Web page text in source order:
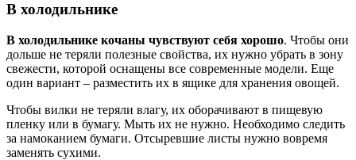
В холодильнике
В холодильнике кочаны чувствуют себя хорошо. Чтобы они
дольше не теряли полезные свойства, их нужно убрать в зону
свежести, которой оснащены все современные модели. Еще
один вариант – разместить их в ящике для хранения овощей.
Чтобы вилки не теряли влагу, их оборачивают в пищевую
пленку или в бумагу. Мыть их не нужно. Необходимо следить
за намоканием бумаги. Отсыревшие листы нужно вовремя
заменять сухими.